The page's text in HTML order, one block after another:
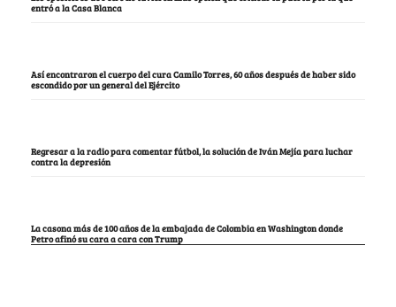
entró a la Casa Blanca
Así encontraron el cuerpo del cura Camilo Torres, 60 años después de haber sido
escondido por un general del Ejército
Regresar a la radio para comentar fútbol, la solución de Iván Mejía para luchar
contra la depresión
La casona más de 100 años de la embajada de Colombia en Washington donde
Petro afinó su cara a cara con Trump